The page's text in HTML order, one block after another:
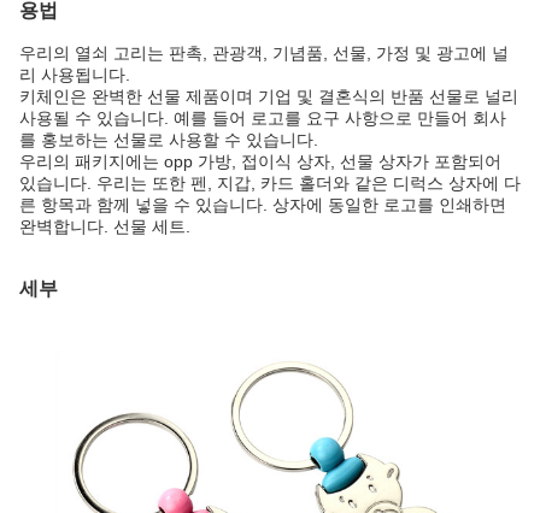
용법
우리의 열쇠 고리는 판촉, 관광객, 기념품, 선물, 가정 및 광고에 널
리 사용됩니다.
키체인은 완벽한 선물 제품이며 기업 및 결혼식의 반품 선물로 널리
사용될 수 있습니다. 예를 들어 로고를 요구 사항으로 만들어 회사
를 홍보하는 선물로 사용할 수 있습니다.
우리의 패키지에는 opp 가방, 접이식 상자, 선물 상자가 포함되어
있습니다. 우리는 또한 펜, 지갑, 카드 홀더와 같은 디럭스 상자에 다
른 항목과 함께 넣을 수 있습니다. 상자에 동일한 로고를 인쇄하면
완벽합니다. 선물 세트.
세부